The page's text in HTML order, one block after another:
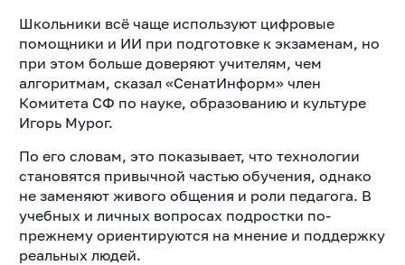
Школьники всё чаще используют цифровые
помощники и ИИ при подготовке к экзаменам, но
при этом больше доверяют учителям, чем
алгоритмам, сказал «СенатИнформ» член
Комитета СФ по науке, образованию и культуре
Игорь Мурог.
По его словам, это показывает, что технологии
становятся привычной частью обучения, однако
не заменяют живого общения и роли педагога. В
учебных и личных вопросах подростки по-
прежнему ориентируются на мнение и поддержку
реальных людей.